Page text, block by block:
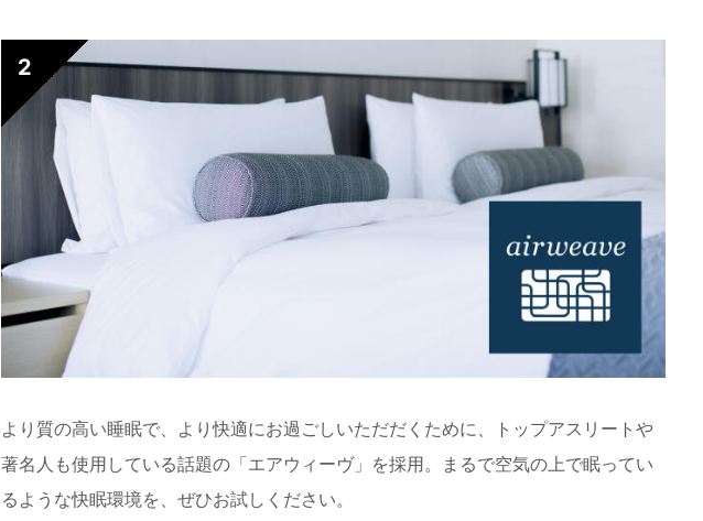
より質の高い睡眠で、より快適にお過ごしいただだくために、トップアスリートや
著名人も使用している話題の「エアウィーヴ」を採用。まるで空気の上で眠ってい
るような快眠環境を、ぜひお試しください。